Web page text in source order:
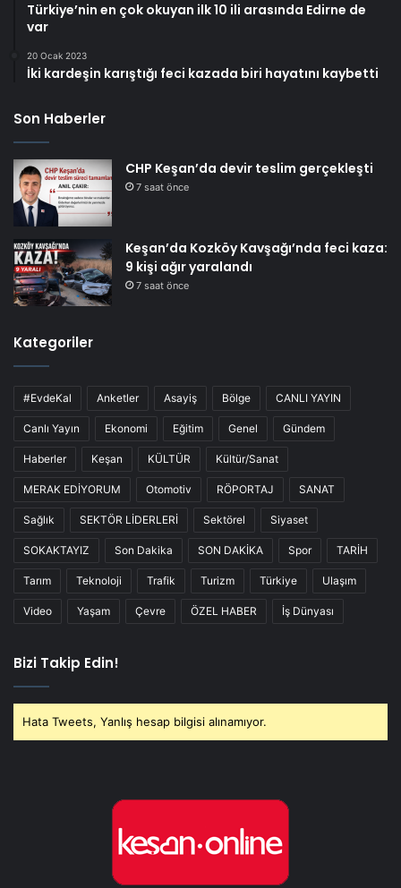
Türkiye’nin en çok okuyan ilk 10 ili arasında Edirne de
var
20 Ocak 2023
İki kardeşin karıştığı feci kazada biri hayatını kaybetti
Son Haberler
CHP Keşan’da devir teslim gerçekleşti
7 saat önce
Keşan’da Kozköy Kavşağı’nda feci kaza:
9 kişi ağır yaralandı
7 saat önce
Kategoriler
#EvdeKal Anketler Asayiş Bölge CANLI YAYIN
Canlı Yayın Ekonomi Eğitim Genel Gündem
Haberler Keşan KÜLTÜR Kültür/Sanat
MERAK EDİYORUM Otomotiv RÖPORTAJ SANAT
Sağlık SEKTÖR LİDERLERİ Sektörel Siyaset
SOKAKTAYIZ Son Dakika SON DAKİKA Spor TARİH
Tarım Teknoloji Trafik Turizm Türkiye Ulaşım
Video Yaşam Çevre ÖZEL HABER İş Dünyası
Bizi Takip Edin!
Hata Tweets, Yanlış hesap bilgisi alınamıyor.